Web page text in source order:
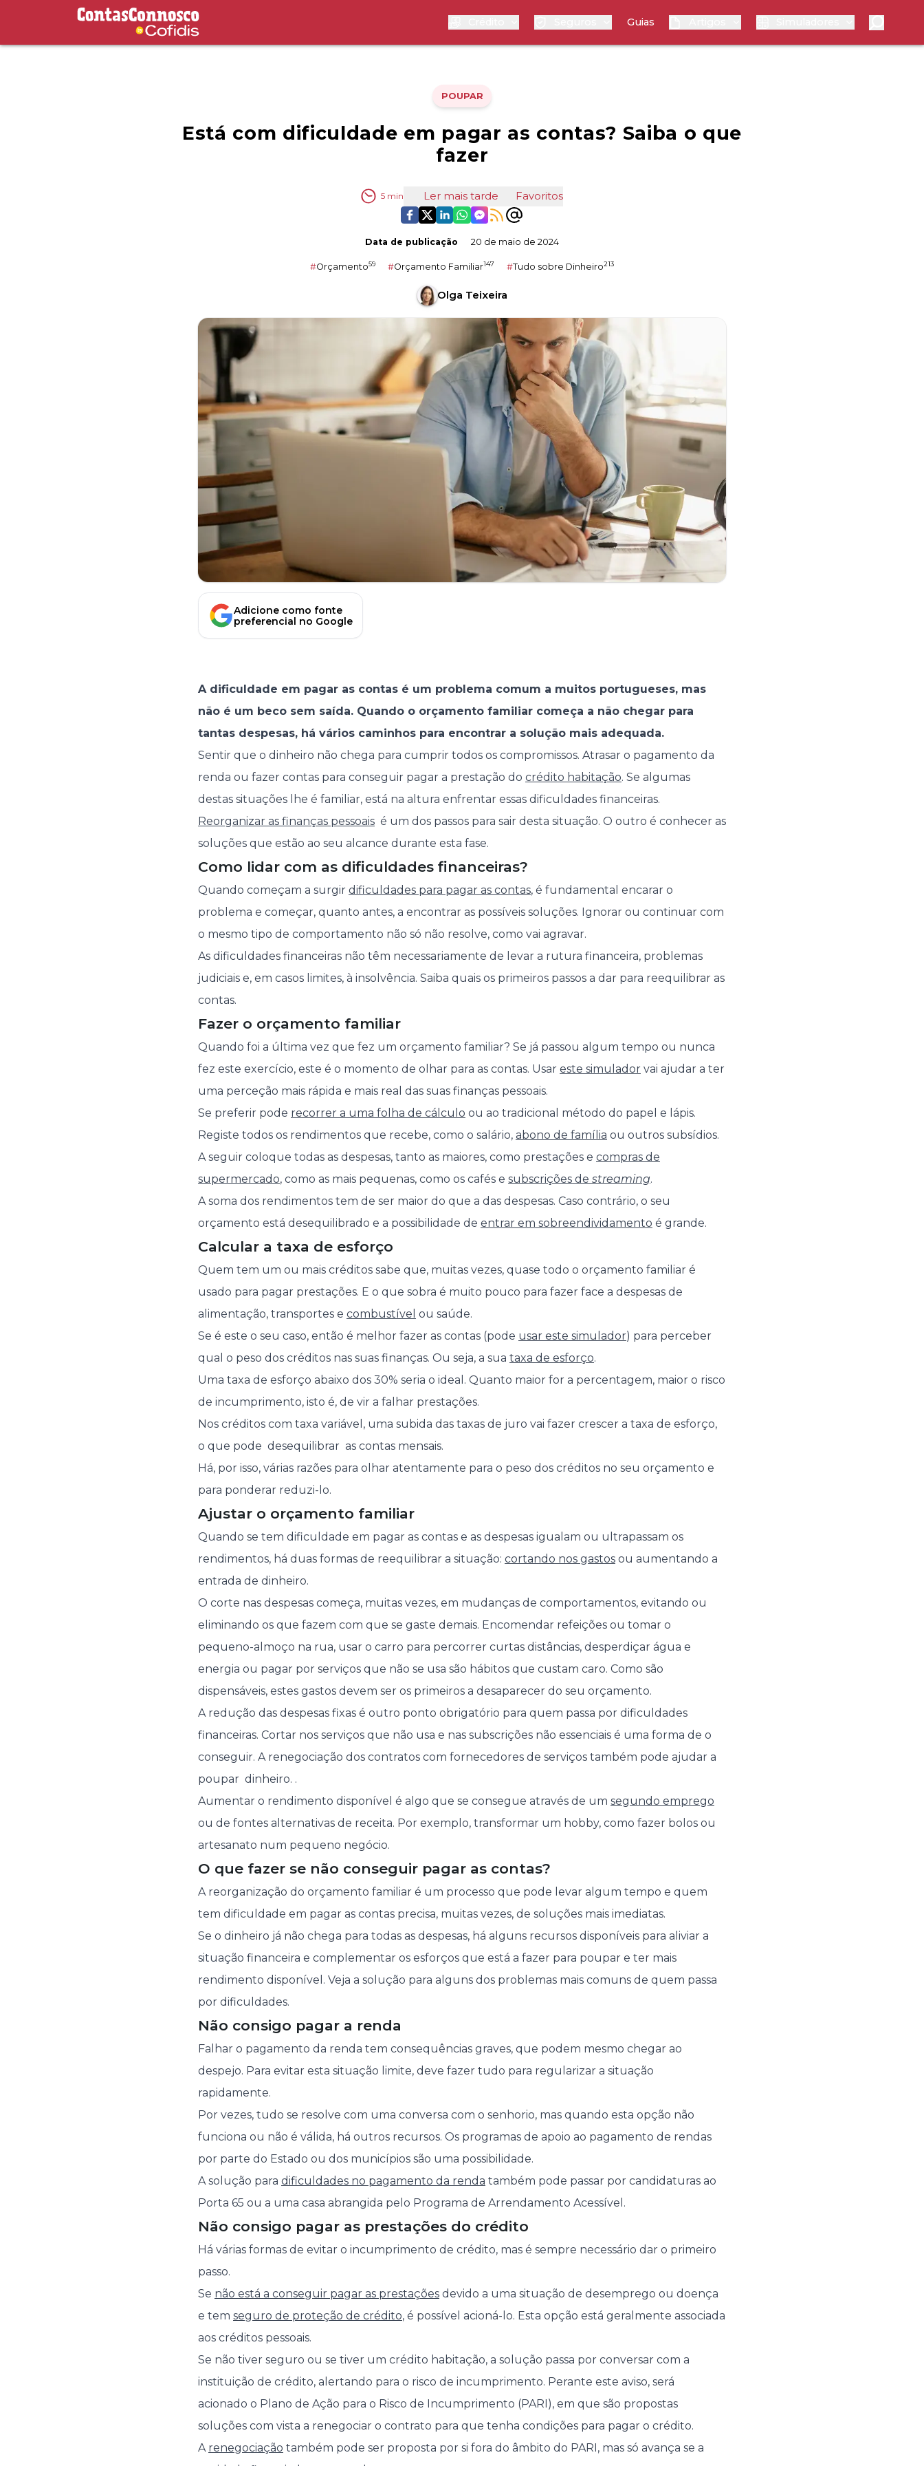
Contas Connosco by Cofidis Guias
POUPAR
Está com dificuldade em pagar as contas? Saiba o que
fazer
5min Ler mais tarde Favoritos
Data de publicação 20 de maio de 2024
#Orçamento59 #Orçamento Familiar147 #Tudo sobre Dinheiro213
Olga Teixeira
Adicione como fonte
preferencial no Google
A dificuldade em pagar as contas é um problema comum a muitos portugueses, mas
não é um beco sem saída. Quando o orçamento familiar começa a não chegar para
tantas despesas, há vários caminhos para encontrar a solução mais adequada.
Sentir que o dinheiro não chega para cumprir todos os compromissos. Atrasar o pagamento da
renda ou fazer contas para conseguir pagar a prestação do crédito habitação. Se algumas
destas situações lhe é familiar, está na altura enfrentar essas dificuldades financeiras.
Reorganizar as finanças pessoais é um dos passos para sair desta situação. O outro é conhecer as
soluções que estão ao seu alcance durante esta fase.
Como lidar com as dificuldades financeiras?
Quando começam a surgir dificuldades para pagar as contas, é fundamental encarar o
problema e começar, quanto antes, a encontrar as possíveis soluções. Ignorar ou continuar com
o mesmo tipo de comportamento não só não resolve, como vai agravar.
As dificuldades financeiras não têm necessariamente de levar a rutura financeira, problemas
judiciais e, em casos limites, à insolvência. Saiba quais os primeiros passos a dar para reequilibrar as
contas.
Fazer o orçamento familiar
Quando foi a última vez que fez um orçamento familiar? Se já passou algum tempo ou nunca
fez este exercício, este é o momento de olhar para as contas. Usar este simulador vai ajudar a ter
uma perceção mais rápida e mais real das suas finanças pessoais.
Se preferir pode recorrer a uma folha de cálculo ou ao tradicional método do papel e lápis.
Registe todos os rendimentos que recebe, como o salário, abono de família ou outros subsídios.
A seguir coloque todas as despesas, tanto as maiores, como prestações e compras de
supermercado, como as mais pequenas, como os cafés e subscrições de streaming.
A soma dos rendimentos tem de ser maior do que a das despesas. Caso contrário, o seu
orçamento está desequilibrado e a possibilidade de entrar em sobreendividamento é grande.
Calcular a taxa de esforço
Quem tem um ou mais créditos sabe que, muitas vezes, quase todo o orçamento familiar é
usado para pagar prestações. E o que sobra é muito pouco para fazer face a despesas de
alimentação, transportes e combustível ou saúde.
Se é este o seu caso, então é melhor fazer as contas (pode usar este simulador) para perceber
qual o peso dos créditos nas suas finanças. Ou seja, a sua taxa de esforço.
Uma taxa de esforço abaixo dos 30% seria o ideal. Quanto maior for a percentagem, maior o risco
de incumprimento, isto é, de vir a falhar prestações.
Nos créditos com taxa variável, uma subida das taxas de juro vai fazer crescer a taxa de esforço,
o que pode desequilibrar as contas mensais.
Há, por isso, várias razões para olhar atentamente para o peso dos créditos no seu orçamento e
para ponderar reduzi-lo.
Ajustar o orçamento familiar
Quando se tem dificuldade em pagar as contas e as despesas igualam ou ultrapassam os
rendimentos, há duas formas de reequilibrar a situação: cortando nos gastos ou aumentando a
entrada de dinheiro.
O corte nas despesas começa, muitas vezes, em mudanças de comportamentos, evitando ou
eliminando os que fazem com que se gaste demais. Encomendar refeições ou tomar o
pequeno-almoço na rua, usar o carro para percorrer curtas distâncias, desperdiçar água e
energia ou pagar por serviços que não se usa são hábitos que custam caro. Como são
dispensáveis, estes gastos devem ser os primeiros a desaparecer do seu orçamento.
A redução das despesas fixas é outro ponto obrigatório para quem passa por dificuldades
financeiras. Cortar nos serviços que não usa e nas subscrições não essenciais é uma forma de o
conseguir. A renegociação dos contratos com fornecedores de serviços também pode ajudar a
poupar dinheiro. .
Aumentar o rendimento disponível é algo que se consegue através de um segundo emprego
ou de fontes alternativas de receita. Por exemplo, transformar um hobby, como fazer bolos ou
artesanato num pequeno negócio.
O que fazer se não conseguir pagar as contas?
A reorganização do orçamento familiar é um processo que pode levar algum tempo e quem
tem dificuldade em pagar as contas precisa, muitas vezes, de soluções mais imediatas.
Se o dinheiro já não chega para todas as despesas, há alguns recursos disponíveis para aliviar a
situação financeira e complementar os esforços que está a fazer para poupar e ter mais
rendimento disponível. Veja a solução para alguns dos problemas mais comuns de quem passa
por dificuldades.
Não consigo pagar a renda
Falhar o pagamento da renda tem consequências graves, que podem mesmo chegar ao
despejo. Para evitar esta situação limite, deve fazer tudo para regularizar a situação
rapidamente.
Por vezes, tudo se resolve com uma conversa com o senhorio, mas quando esta opção não
funciona ou não é válida, há outros recursos. Os programas de apoio ao pagamento de rendas
por parte do Estado ou dos municípios são uma possibilidade.
A solução para dificuldades no pagamento da renda também pode passar por candidaturas ao
Porta 65 ou a uma casa abrangida pelo Programa de Arrendamento Acessível.
Não consigo pagar as prestações do crédito
Há várias formas de evitar o incumprimento de crédito, mas é sempre necessário dar o primeiro
passo.
Se não está a conseguir pagar as prestações devido a uma situação de desemprego ou doença
e tem seguro de proteção de crédito, é possível acioná-lo. Esta opção está geralmente associada
aos créditos pessoais.
Se não tiver seguro ou se tiver um crédito habitação, a solução passa por conversar com a
instituição de crédito, alertando para o risco de incumprimento. Perante este aviso, será
acionado o Plano de Ação para o Risco de Incumprimento (PARI), em que são propostas
soluções com vista a renegociar o contrato para que tenha condições para pagar o crédito.
A renegociação também pode ser proposta por si fora do âmbito do PARI, mas só avança se a